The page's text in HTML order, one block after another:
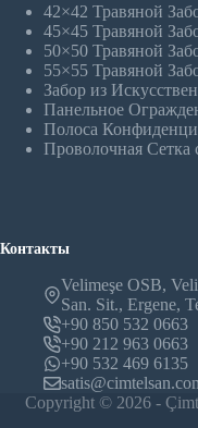
42×42 Травяной
45×45 Травяной
50×50 Травяной
55×55 Травяной
Забор из
Панельное
Полоса
Проволочная
Контакты
Velimeşe OSB,
San. Sit., Ergene,
+90 850 532 0663
+90 212 963 0663
+90 532 469 6135
Copyright © 2026 -